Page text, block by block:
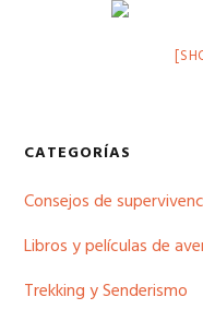
Barra
lateral
principal
CATEGORÍAS
Consejos de
Libros y películas de
Trekking y Senderismo